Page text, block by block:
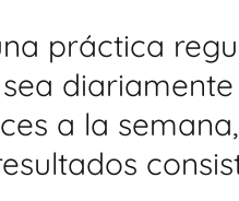
práctica
a la